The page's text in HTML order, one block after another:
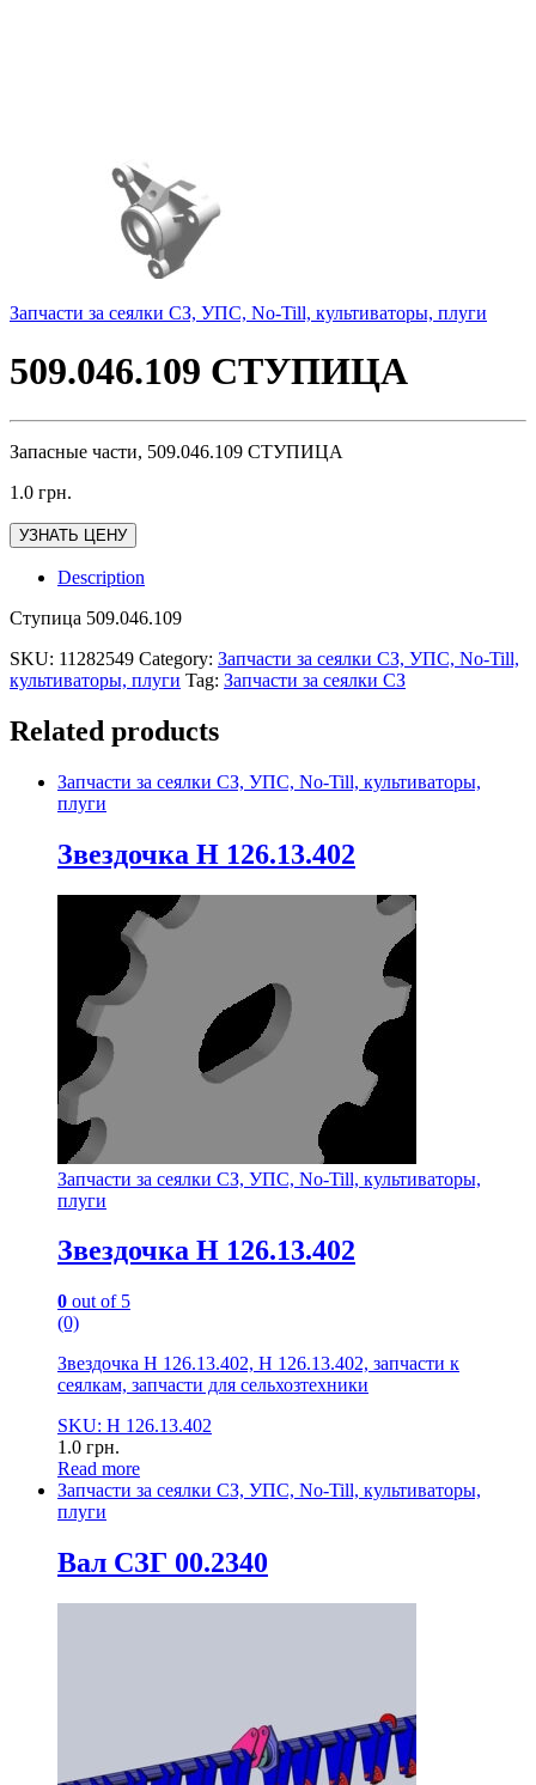
Запчасти за сеялки СЗ, УПС, No-Till, культиваторы, плуги
509.046.109 СТУПИЦА
Запасные части, 509.046.109 СТУПИЦА
1.0 грн.
УЗНАТЬ ЦЕНУ
Description
Ступица 509.046.109
SKU: 11282549 Category: Запчасти за сеялки СЗ, УПС, No-Till,
культиваторы, плуги Tag: Запчасти за сеялки СЗ
Related products
Запчасти за сеялки СЗ, УПС, No-Till, культиваторы,
плуги
Звездочка Н 126.13.402
Запчасти за сеялки СЗ, УПС, No-Till, культиваторы,
плуги
Звездочка Н 126.13.402
0 out of 5
(0)
Звездочка Н 126.13.402, Н 126.13.402, запчасти к
сеялкам, запчасти для сельхозтехники
SKU: Н 126.13.402
1.0 грн.
Read more
Запчасти за сеялки СЗ, УПС, No-Till, культиваторы,
плуги
Вал СЗГ 00.2340